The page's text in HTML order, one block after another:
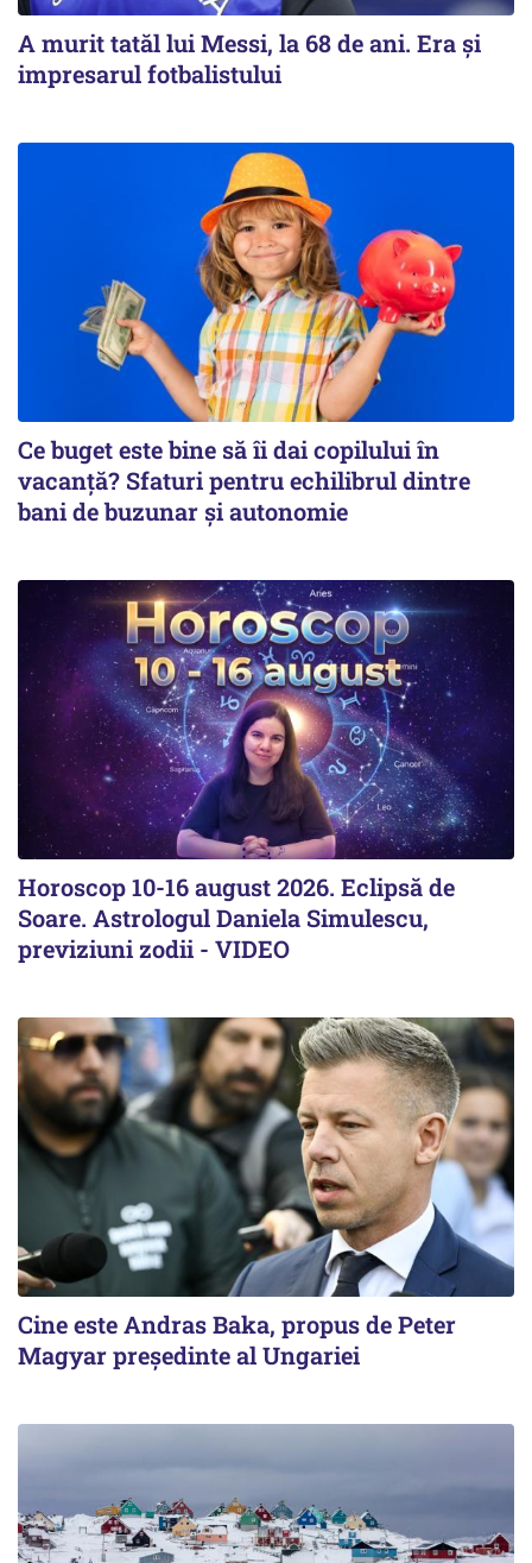
A murit tatăl lui Messi, la 68 de ani. Era și
impresarul fotbalistului
Ce buget este bine să îi dai copilului în
vacanță? Sfaturi pentru echilibrul dintre
bani de buzunar și autonomie
Horoscop 10-16 august 2026. Eclipsă de
Soare. Astrologul Daniela Simulescu,
previziuni zodii - VIDEO
Cine este Andras Baka, propus de Peter
Magyar președinte al Ungariei